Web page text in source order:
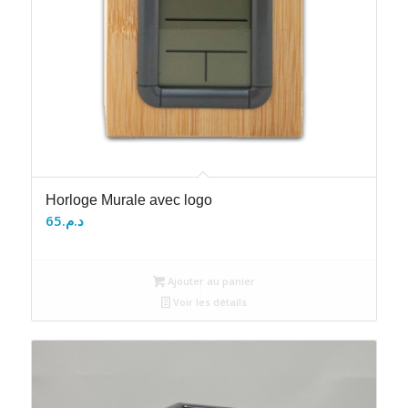
Horloge Murale avec logo
د.م.65
Ajouter au panier
Voir les détails